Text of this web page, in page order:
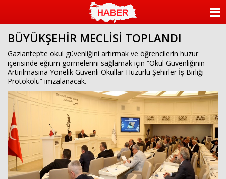
BÜYÜKŞEHİR MECLİSİ TOPLANDI
Gaziantep’te okul güvenliğini artırmak ve öğrencilerin huzur
içerisinde eğitim görmelerini sağlamak için “Okul Güvenliğinin
Artırılmasına Yönelik Güvenli Okullar Huzurlu Şehirler İş Birliği
Protokolü” imzalanacak.
KATEGORİLER
YAZARLAR
VİDEO GALERİ
KÜNYE